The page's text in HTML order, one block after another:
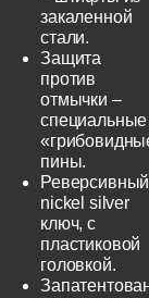
закаленной
стали.
Защита
против
отмычки –
специальные
пины.
Реверсивный
nickel silver
ключ, с
пластиковой
головкой.